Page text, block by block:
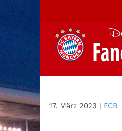
17. März 2023 | FCB